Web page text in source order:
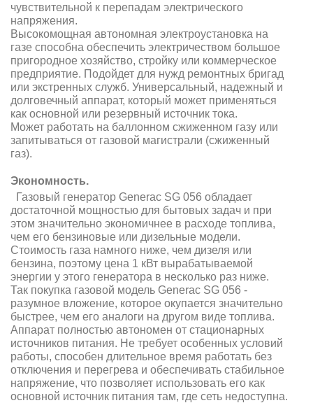
чувствительной к перепадам электрического
напряжения.
Высокомощная автономная электроустановка на
газе способна обеспечить электричеством большое
пригородное хозяйство, стройку или коммерческое
предприятие. Подойдет для нужд ремонтных бригад
или экстренных служб. Универсальный, надежный и
долговечный аппарат, который может применяться
как основной или резервный источник тока.
Может работать на баллонном сжиженном газу или
запитываться от газовой магистрали (сжиженный
газ).
Экономность.
Газовый генератор Generac SG 056 обладает
достаточной мощностью для бытовых задач и при
этом значительно экономичнее в расходе топлива,
чем его бензиновые или дизельные модели.
Стоимость газа намного ниже, чем дизеля или
бензина, поэтому цена 1 кВт вырабатываемой
энергии у этого генератора в несколько раз ниже.
Так покупка газовой модель Generac SG 056 -
разумное вложение, которое окупается значительно
быстрее, чем его аналоги на другом виде топлива.
Аппарат полностью автономен от стационарных
источников питания. Не требует особенных условий
работы, способен длительное время работать без
отключения и перегрева и обеспечивать стабильное
напряжение, что позволяет использовать его как
основной источник питания там, где сеть недоступна.